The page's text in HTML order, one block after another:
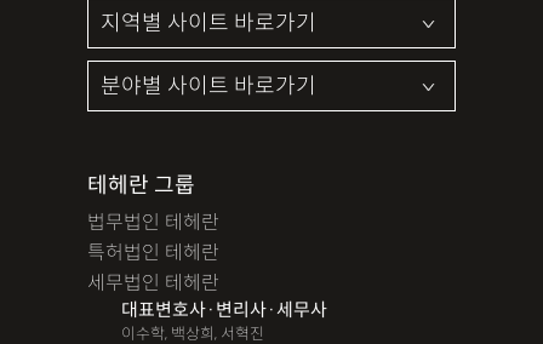
테헤란 그룹
법무법인 테헤란
특허법인 테헤란
세무법인 테헤란
대표변호사·변리사·세무사
이수학, 백상희, 서혁진